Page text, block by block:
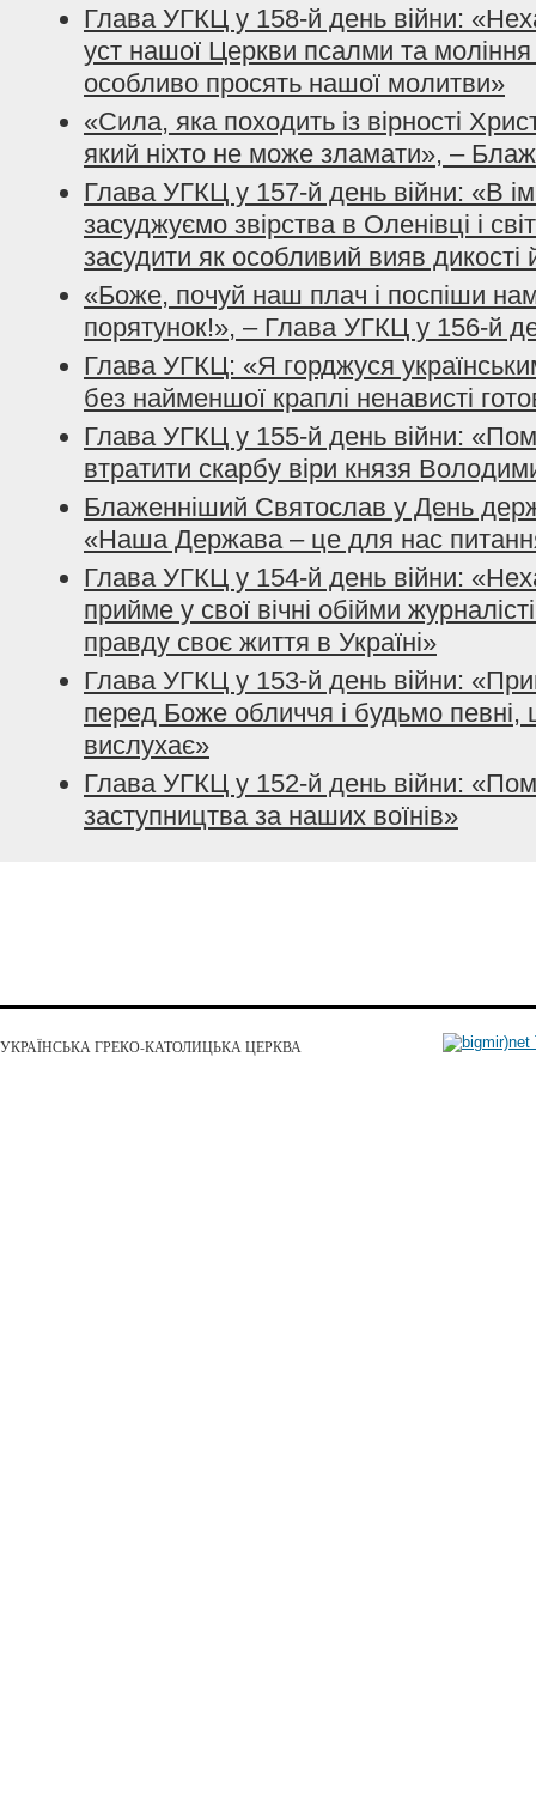
Глава УГКЦ у 158-й день війни:
уст нашої Церкви псалми та моління
особливо просять нашої молитви»
«Сила, яка походить із вірності
який ніхто не може зламати», –
Глава УГКЦ у 157-й день війни: «В
засуджуємо звірства в Оленівці і
засудити як особливий вияв дикості
«Боже, почуй наш плач і поспіши
порятунок!», – Глава УГКЦ у 156-й
Глава УГКЦ: «Я горджуся
без найменшої краплі ненависті
Глава УГКЦ у 155-й день війни:
втратити скарбу віри князя
Блаженніший Святослав у День
«Наша Держава – це для нас
Глава УГКЦ у 154-й день війни:
прийме у свої вічні обійми
правду своє життя в Україні»
Глава УГКЦ у 153-й день війни:
перед Боже обличчя і будьмо певні,
вислухає»
Глава УГКЦ у 152-й день війни:
заступництва за наших воїнів»
УКРАЇНСЬКА ГРЕКО-КАТОЛИЦЬКА ЦЕРКВА